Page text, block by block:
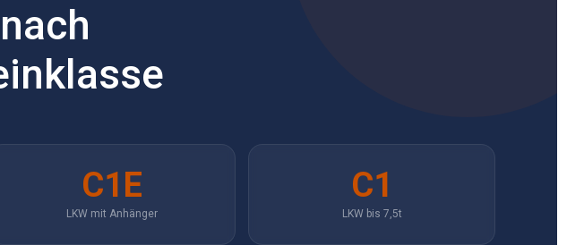
C1E
LKW mit Anhänger
C1
LKW bis 7,5t